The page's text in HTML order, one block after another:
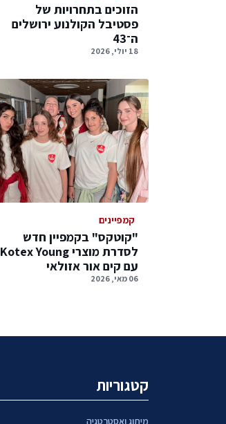
הזוכים בתחרויות של
פסטיבל הקולנוע ירושלים
ה־43
18 יולי, 2026
קמפיינים
"קוטקס" בקמפיין חדש
לסדרת מוצרי Kotex Young
עם קים אור אזולאי
06 מאי, 2026
קטגוריות
מיתוג ואסטרטגיה